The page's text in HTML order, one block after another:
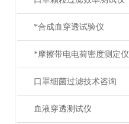
*合成血穿透试验仪
*摩擦带电电荷密度测定仪
口罩细菌过滤技术咨询
血液穿透测试仪